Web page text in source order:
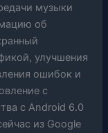
музыки
об
улучшения
ошибок и
с
с Android 6.0
из Google